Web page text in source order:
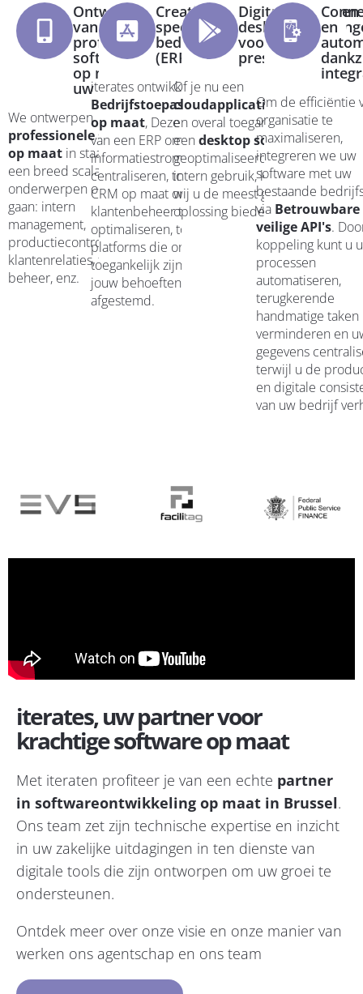
Ontwikkeling
van
professionele
softwaretools
op maat van
uw behoeften
We ontwerpen
professionele software
op maat in staat om met
een breed scala aan
onderwerpen om te
gaan: intern
management,
productiecontrole,
klantenrelaties, financieel
beheer, enz.
Creatie van
specifieke
bedrijfsapplicaties
(ERP, CRM, SaaS)
iterates ontwikkelt
Bedrijfstoepassingen
op maat, Deze variëren
van een ERP om je
informatiestromen te
centraliseren, tot een
CRM op maat om je
klantenbeheer te
optimaliseren, tot SaaS-
platforms die online
toegankelijk zijn en op
jouw behoeften zijn
afgestemd.
Digitale cloud- en
voor betere
prestaties
Of je nu een
cloudapplicatiealtijd
en overal toegankelijk, of
eendesktop software
geoptimaliseerd voor
intern gebruik, kunnen
wij u de meest geschikte
oplossing bieden.
en
Om de efficiëntie
organisatie te
maximaliseren,
integreren we uw
software met uw
bestaande
via Betrouwbare
veilige API's.
koppeling kunt u
processen
automatiseren,
terugkerende
handmatige taken
verminderen en
gegevens
terwijl u de
en digitale
van uw bedrijf
iterates, uw partner voor
krachtige software op maat
Met iteraten profiteer je van een echte partner
in softwareontwikkeling op maat in Brussel.
Ons team zet zijn technische expertise en inzicht
in uw zakelijke uitdagingen in ten dienste van
digitale tools die zijn ontworpen om uw groei te
ondersteunen.
Ontdek meer over onze visie en onze manier van
werken ons agentschap en ons team